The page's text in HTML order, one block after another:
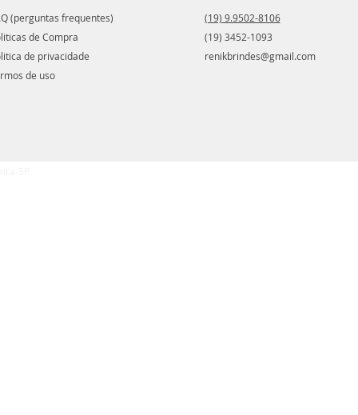
(perguntas frequentes)
de Compra
de privacidade
de uso
(19) 9.9502-8106
(19) 3452-1093
renikbrindes@gmail.com